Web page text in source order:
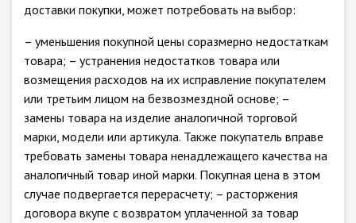
доставки покупки, может потребовать на выбор:
– уменьшения покупной цены соразмерно недостаткам
товара; – устранения недостатков товара или
возмещения расходов на их исправление покупателем
или третьим лицом на безвозмездной основе; –
замены товара на изделие аналогичной торговой
марки, модели или артикула. Также покупатель вправе
требовать замены товара ненадлежащего качества на
аналогичный товар иной марки. Покупная цена в этом
случае подвергается перерасчету; – расторжения
договора вкупе с возвратом уплаченной за товар